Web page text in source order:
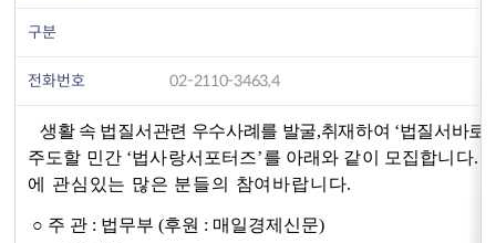
구분
전화번호 02-2110-3463,4
생활 속 법질서관련 우수사례를 발굴,취재하여 ‘법질서바로
주도할 민간 ‘법사랑서포터즈’를 아래와 같이 모집합니다.
에 관심있는 많은 분들의 참여바랍니다.
○ 주 관 : 법무부 (후원 : 매일경제신문)